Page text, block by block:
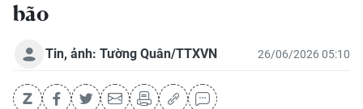
bão
Tin, ảnh: Tường Quân/TTXVN 26/06/2026 05:10